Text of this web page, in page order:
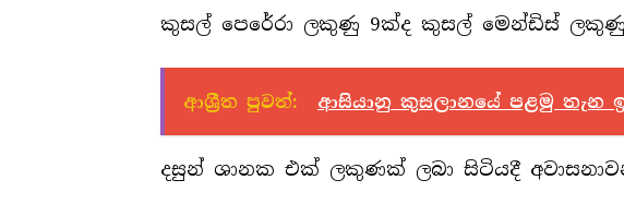
කුසල් පෙරේරා ලකුණු 9ක්ද කුසල් මෙන්ඩිස් ලකුණු
ආශ්‍රීත පුවත්: ආසියානු කුසලානයේ පළමු තැන
දසුන් ශානක එක් ලකුණක් ලබා සිටියදී